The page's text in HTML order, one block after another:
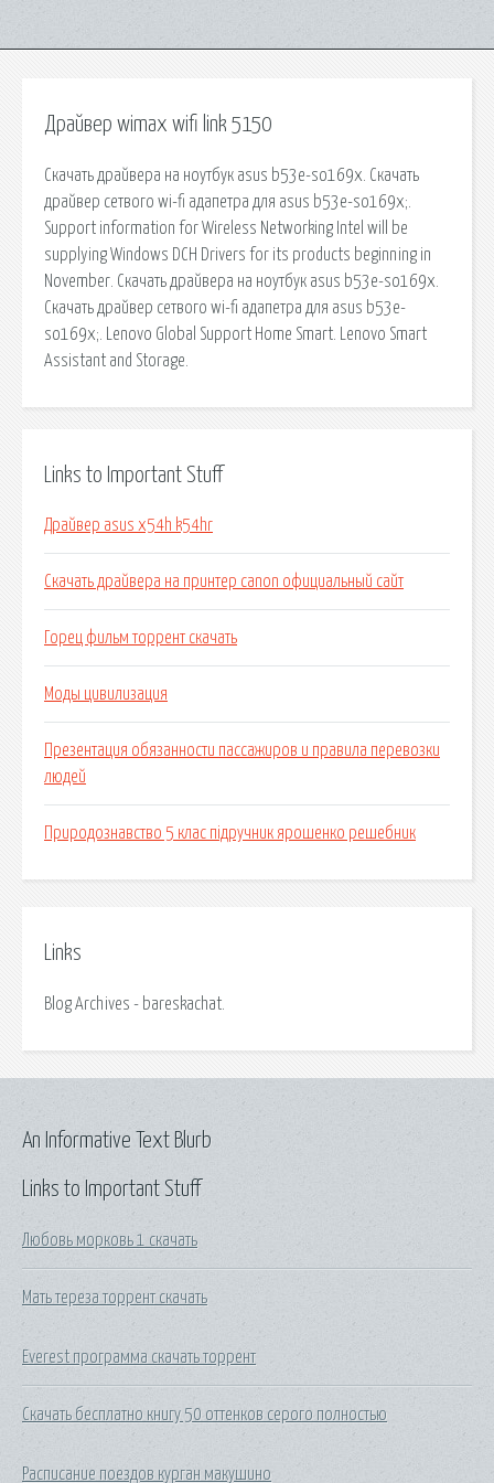
Драйвер wimax wifi link 5150
Скачать драйвера на ноутбук asus b53e-so169x. Скачать
драйвер сетвого wi-fi адапетра для asus b53e-so169x;.
Support information for Wireless Networking Intel will be
supplying Windows DCH Drivers for its products beginning in
November. Скачать драйвера на ноутбук asus b53e-so169x.
Скачать драйвер сетвого wi-fi адапетра для asus b53e-
so169x;. Lenovo Global Support Home Smart. Lenovo Smart
Assistant and Storage.
Links to Important Stuff
Драйвер asus x54h k54hr
Скачать драйвера на принтер canon официальный сайт
Горец фильм торрент скачать
Моды цивилизация
Презентация обязанности пассажиров и правила перевозки
людей
Природознавство 5 клас підручник ярошенко решебник
Links
Blog Archives - bareskachat.
Links to Important Stuff
Любовь морковь 1 скачать
Мать тереза торрент скачать
Everest программа скачать торрент
Скачать бесплатно книгу 50 оттенков серого полностью
Расписание поездов курган макушино
An Informative Text Blurb